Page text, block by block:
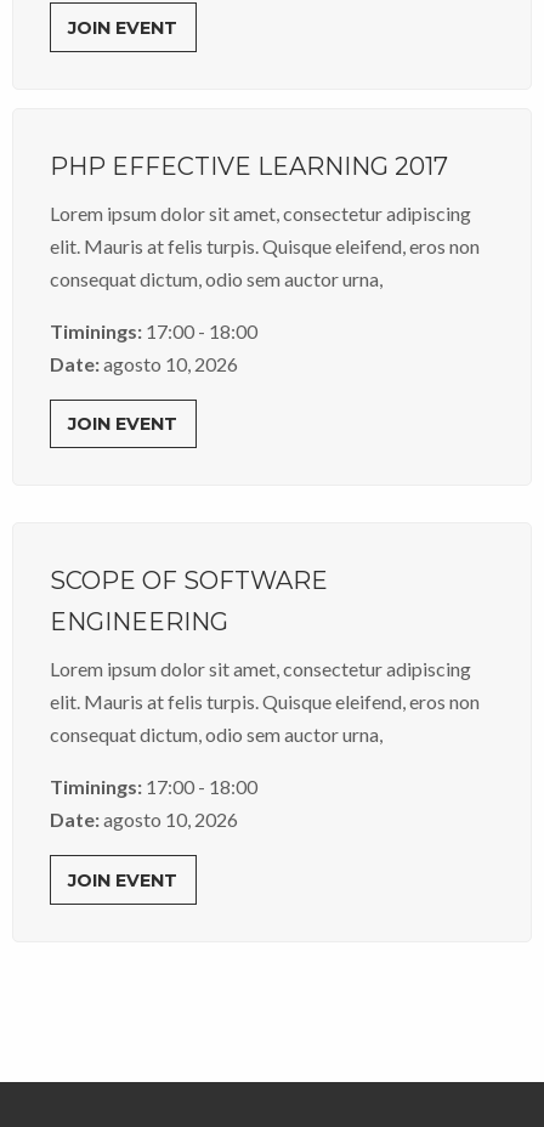
JOIN EVENT
PHP EFFECTIVE LEARNING 2017
Lorem ipsum dolor sit amet, consectetur adipiscing
elit. Mauris at felis turpis. Quisque eleifend, eros non
consequat dictum, odio sem auctor urna,
Timinings: 17:00 - 18:00
Date:agosto 10, 2026
JOIN EVENT
SCOPE OF SOFTWARE
ENGINEERING
Lorem ipsum dolor sit amet, consectetur adipiscing
elit. Mauris at felis turpis. Quisque eleifend, eros non
consequat dictum, odio sem auctor urna,
Timinings: 17:00 - 18:00
Date:agosto 10, 2026
JOIN EVENT